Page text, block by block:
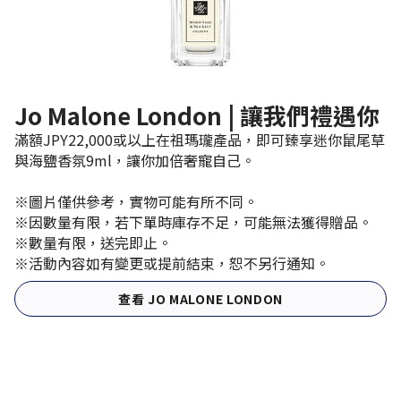
Jo Malone London | 讓我們禮遇你​
滿額JPY22,000或以上在祖瑪瓏產品，即可臻享迷你鼠尾草
與海鹽香氛9ml，讓你加倍奢寵自己。​
※圖片僅供參考，實物可能有所不同。
※因數量有限，若下單時庫存不足，可能無法獲得贈品。
※數量有限，送完即止。
※活動內容如有變更或提前結束，恕不另行通知。
查看 JO MALONE LONDON